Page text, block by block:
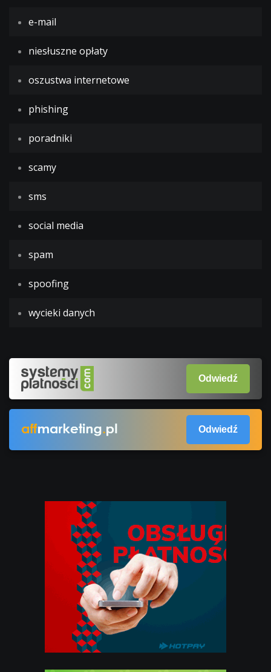
e-mail
niesłuszne opłaty
oszustwa internetowe
phishing
poradniki
scamy
sms
social media
spam
spoofing
wycieki danych
Odwiedź
Odwiedź